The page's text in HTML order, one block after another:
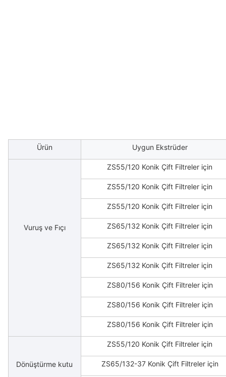
Ürün Uygun Ekstrüder
Vuruş ve Fıçı
ZS55/120 Konik Çift Filtreler için
ZS55/120 Konik Çift Filtreler için
ZS55/120 Konik Çift Filtreler için
ZS65/132 Konik Çift Filtreler için
ZS65/132 Konik Çift Filtreler için
ZS65/132 Konik Çift Filtreler için
ZS80/156 Konik Çift Filtreler için
ZS80/156 Konik Çift Filtreler için
ZS80/156 Konik Çift Filtreler için
Dönüştürme kutu
ZS55/120 Konik Çift Filtreler için
ZS65/132-37 Konik Çift Filtreler için